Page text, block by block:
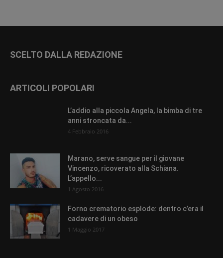
SCELTO DALLA REDAZIONE
ARTICOLI POPOLARI
L’addio alla piccola Angela, la bimba di tre
anni stroncata da...
4 Febbraio 2016
Marano, serve sangue per il giovane
Vincenzo, ricoverato alla Schiana.
L’appello...
1 Agosto 2016
Forno crematorio esplode: dentro c’era il
cadavere di un obeso
1 Maggio 2017